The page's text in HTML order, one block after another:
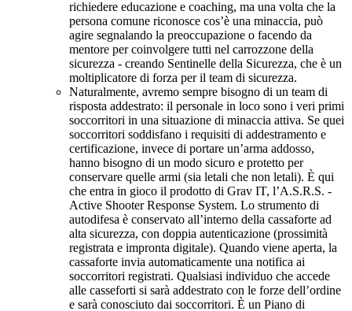
richiedere educazione e coaching, ma una volta che la
persona comune riconosce cos’è una minaccia, può
agire segnalando la preoccupazione o facendo da
mentore per coinvolgere tutti nel carrozzone della
sicurezza - creando Sentinelle della Sicurezza, che è un
moltiplicatore di forza per il team di sicurezza.
Naturalmente, avremo sempre bisogno di un team di
risposta addestrato: il personale in loco sono i veri primi
soccorritori in una situazione di minaccia attiva. Se quei
soccorritori soddisfano i requisiti di addestramento e
certificazione, invece di portare un’arma addosso,
hanno bisogno di un modo sicuro e protetto per
conservare quelle armi (sia letali che non letali). È qui
che entra in gioco il prodotto di Grav IT, l’A.S.R.S. -
Active Shooter Response System. Lo strumento di
autodifesa è conservato all’interno della cassaforte ad
alta sicurezza, con doppia autenticazione (prossimità
registrata e impronta digitale). Quando viene aperta, la
cassaforte invia automaticamente una notifica ai
soccorritori registrati. Qualsiasi individuo che accede
alle casseforti si sarà addestrato con le forze dell’ordine
e sarà conosciuto dai soccorritori. È un Piano di